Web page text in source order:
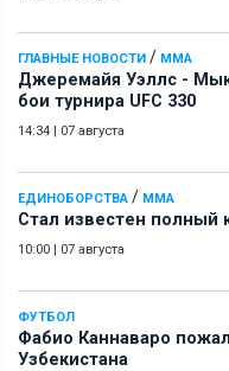
ГЛАВНЫЕ НОВОСТИ / ММА
Джеремайя Уэллс -
бои турнира UFC 330
14:34 | 07 августа
ЕДИНОБОРСТВА / ММА
Стал известен полный
10:00 | 07 августа
ФУТБОЛ
Фабио Каннаваро
Узбекистана